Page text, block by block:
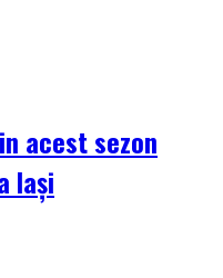
acest sezon
Iași